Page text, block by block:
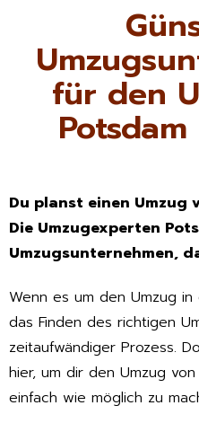
für den
Du planst einen Umzug
Die Umzugexperten
Umzugsunternehmen,
Wenn es um den Umzug
das Finden des richtigen
zeitaufwändiger Prozess.
hier, um dir den Umzug
einfach wie möglich zu